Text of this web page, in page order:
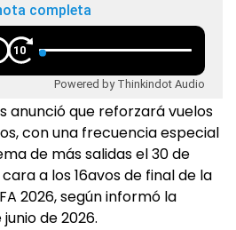
completa
10
Powered by Thinkindot Audio
anunció que reforzará vuelos
con una frecuencia especial
de más salidas el 30 de
cara a los 16avos de final de la
2026, según informó la
de 2026.